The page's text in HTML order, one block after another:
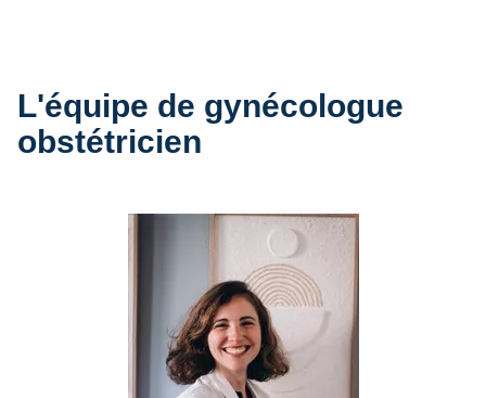
L'équipe de gynécologue
obstétricien